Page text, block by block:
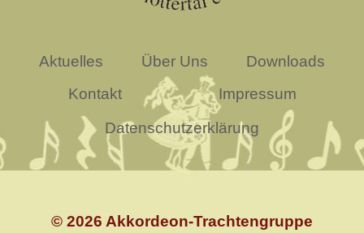
Aktuelles Über Uns
Downloads
Kontakt
Impressum
Datenschutzerklärung
© 2026 Akkordeon-Trachtengruppe